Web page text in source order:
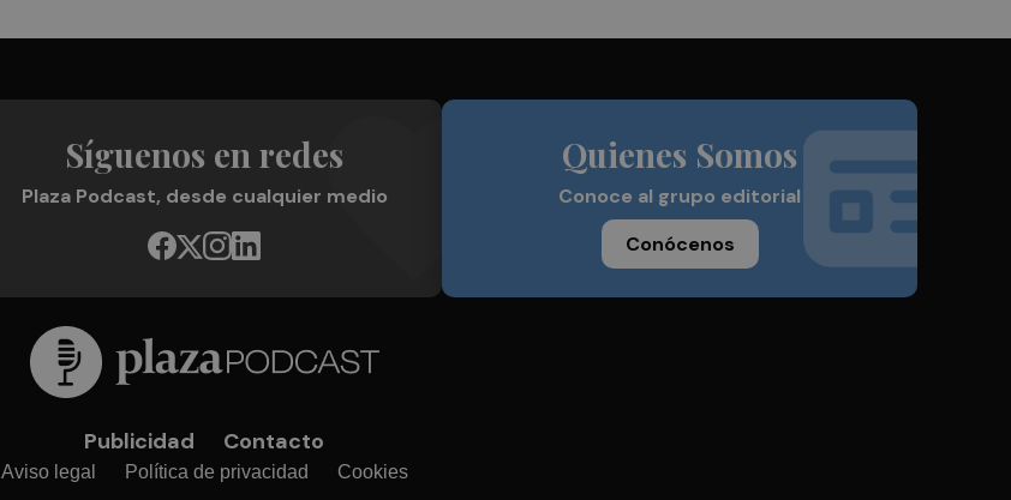
Síguenos en redes
Plaza Podcast, desde cualquier medio
Quienes Somos
Conoce al grupo editorial
Conócenos
Publicidad Contacto
Aviso legal Política de privacidad Cookies